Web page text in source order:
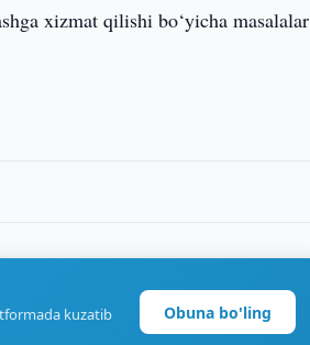
xizmat qilishi bo‘yicha masalalar
kuzatib
Obuna bo'ling